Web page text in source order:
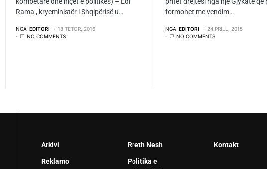
kombëtarë dhe hiçët e politikës) – Edi
Rama , kryeministër i Shqipërisë u…
NGA EDITORI
18 TETOR, 2016
NO COMMENTS
pritet drejtësi nga një Gjykatë që
formohet me vendim…
NGA EDITORI
24 PRILL, 2015
NO COMMENTS
Arkivi Rreth Nesh Kontakt
Reklamo
Politika e